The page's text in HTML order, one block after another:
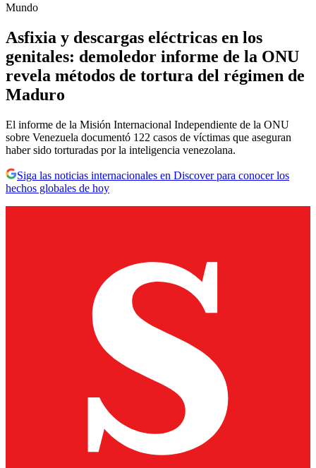
Mundo
Asfixia y descargas eléctricas en los
genitales: demoledor informe de la ONU
revela métodos de tortura del régimen de
Maduro
El informe de la Misión Internacional Independiente de la ONU
sobre Venezuela documentó 122 casos de víctimas que aseguran
haber sido torturadas por la inteligencia venezolana.
Siga las noticias internacionales en Discover para conocer los
hechos globales de hoy